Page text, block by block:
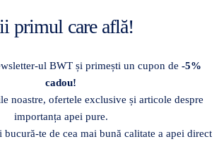
primul care află!
ul BWT și primești un cupon de -5%
cadou!
noastre, ofertele exclusive și articole despre
importanța apei pure.
te de cea mai bună calitate a apei direct